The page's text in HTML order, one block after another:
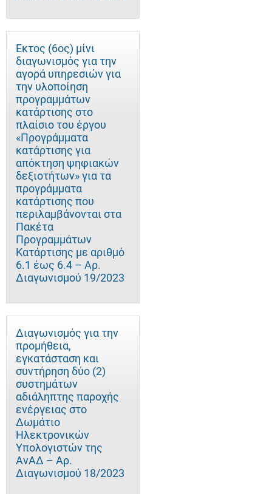
Έκτος (6ος) μίνι
διαγωνισμός για την
αγορά υπηρεσιών για
την υλοποίηση
προγραμμάτων
κατάρτισης στο
πλαίσιο του έργου
«Προγράμματα
κατάρτισης για
απόκτηση ψηφιακών
δεξιοτήτων» για τα
προγράμματα
κατάρτισης που
περιλαμβάνονται στα
Πακέτα
Προγραμμάτων
Κατάρτισης με αριθμό
6.1 έως 6.4 – Αρ.
Διαγωνισμού 19/2023
Διαγωνισμός για την
προμήθεια,
εγκατάσταση και
συντήρηση δύο (2)
συστημάτων
αδιάληπτης παροχής
ενέργειας στο
Δωμάτιο
Ηλεκτρονικών
Υπολογιστών της
ΑνΑΔ – Αρ.
Διαγωνισμού 18/2023